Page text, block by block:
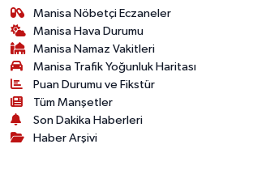
Manisa Nöbetçi Eczaneler
Manisa Hava Durumu
Manisa Namaz Vakitleri
Manisa Trafik Yoğunluk Haritası
Puan Durumu ve Fikstür
Tüm Manşetler
Son Dakika Haberleri
Haber Arşivi